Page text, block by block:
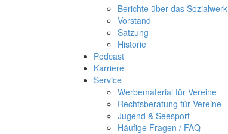
Berichte über das Sozialwerk
Vorstand
Satzung
Historie
Podcast
Karriere
Service
Werbematerial für Vereine
Rechtsberatung für Vereine
Jugend & Seesport
Häufige Fragen / FAQ